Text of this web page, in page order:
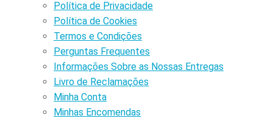
Política de Privacidade
Política de Cookies
Termos e Condições
Perguntas Frequentes
Informações Sobre as Nossas Entregas
Livro de Reclamações
Minha Conta
Minhas Encomendas